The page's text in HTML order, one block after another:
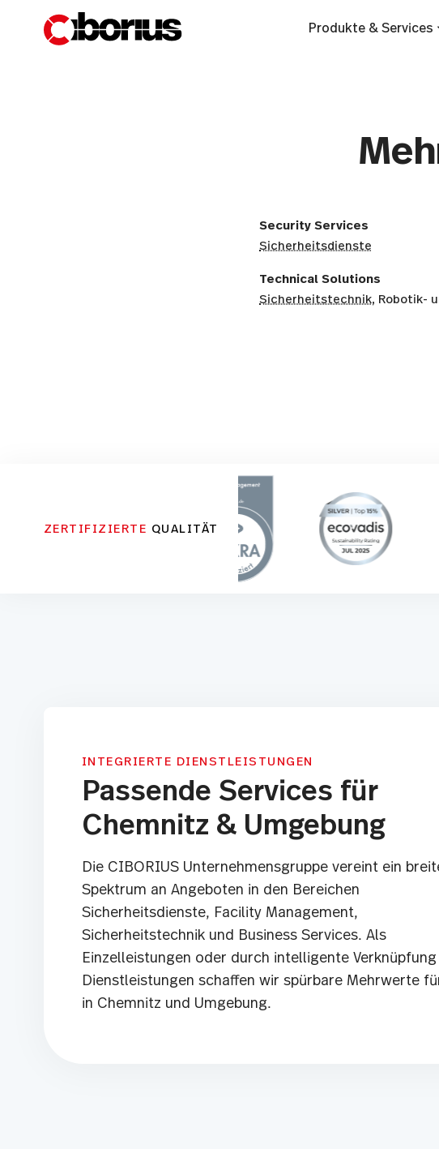
Produkte & Services
Security Services
Sicherheitsdienste
Technical Solutions
Sicherheitstechnik, Robotik-
ZERTIFIZIERTE QUALITÄT
INTEGRIERTE DIENSTLEISTUNGEN
Passende Services für
Chemnitz & Umgebung
Die CIBORIUS Unternehmensgruppe vereint ein
Spektrum an Angeboten in den Bereichen
Sicherheitsdienste, Facility Management,
Sicherheitstechnikund Business Services. Als
Einzelleistungen oder durch intelligente Verknüpfung
Dienstleistungen schaffen wir spürbare Mehrwerte
in Chemnitz und Umgebung.